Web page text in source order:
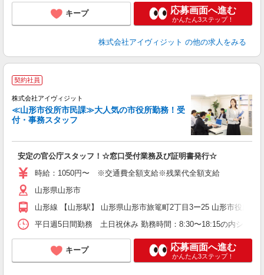
キープ 応募画面へ進む
かんたん3ステップ！
株式会社アイヴィジット の他の求人をみる
契約社員
株式会社アイヴィジット
≪山形市役所市民課≫大人気の市役所勤務！受
付・事務スタッフ
安定の官公庁スタッフ！☆窓口受付業務及び証明書発行☆
時給：1050円〜 ※交通費全額支給※残業代全額支給
山形県山形市
山形線 【山形駅】 山形県山形市旅篭町2丁目3ー25 山形市役所
平日週5日間勤務 土日祝休み 勤務時間：8:30〜18:15の内シフ
キープ 応募画面へ進む
かんたん3ステップ！